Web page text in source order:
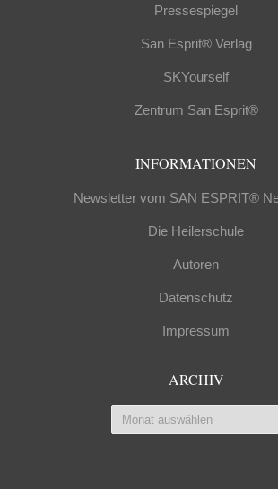
Pressespiegel
San Esprit® Verlag
SKYourself
Zentrum San Esprit®
INFORMATIONEN
Newsletter vom SAN ESPRIT®
Die Heilerschule
Autoren
Datenschutz
Impressum
ARCHIV